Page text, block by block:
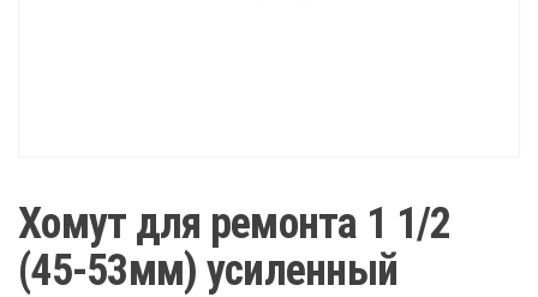
Хомут для ремонта 1 1/2
(45-53мм) усиленный